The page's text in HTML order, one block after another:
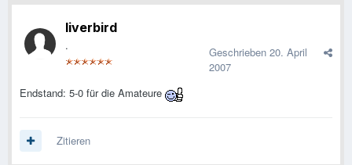
liverbird
. Geschrieben 20. April
2007
Endstand: 5-0 für die Amateure
Zitieren